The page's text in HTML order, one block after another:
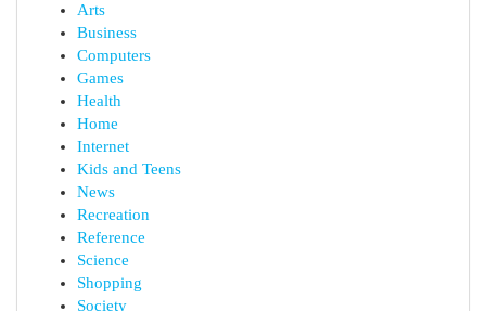
Arts
Business
Computers
Games
Health
Home
Internet
Kids and Teens
News
Recreation
Reference
Science
Shopping
Society